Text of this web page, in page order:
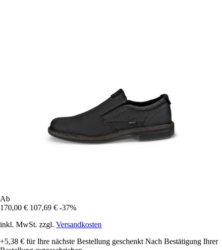
Ab
170,00 € 107,69 € -37%
inkl. MwSt. zzgl. Versandkosten
+5,38 € für Ihre nächste Bestellung geschenkt Nach Bestätigung Ihrer